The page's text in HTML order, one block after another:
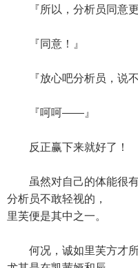
『所以，分析员同意更
『同意！』
『放心吧分析员，说不
『呵呵——』
反正赢下来就好了！
虽然对自己的体能很有
分析员不敢轻视的，
里芙便是其中之一。
何况，诚如里芙方才所